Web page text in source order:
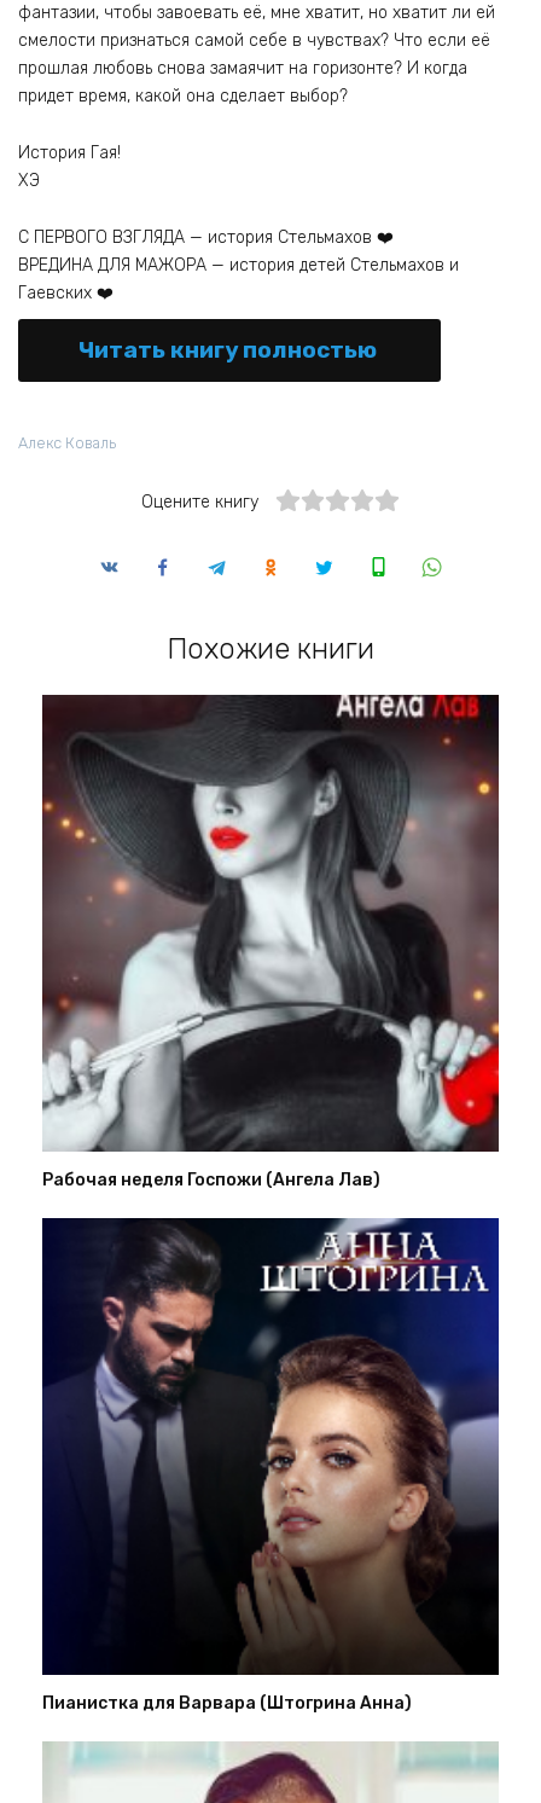
фантазии, чтобы завоевать её, мне хватит, но хватит ли ей
смелости признаться самой себе в чувствах? Что если её
прошлая любовь снова замаячит на горизонте? И когда
придет время, какой она сделает выбор?
История Гая!
ХЭ
С ПЕРВОГО ВЗГЛЯДА — история Стельмахов ❤️
ВРЕДИНА ДЛЯ МАЖОРА — история детей Стельмахов и
Гаевских ❤️
Читать книгу полностью
Алекс Коваль
Оцените книгу
Похожие книги
Рабочая неделя Госпожи (Ангела Лав)
Пианистка для Варвара (Штогрина Анна)